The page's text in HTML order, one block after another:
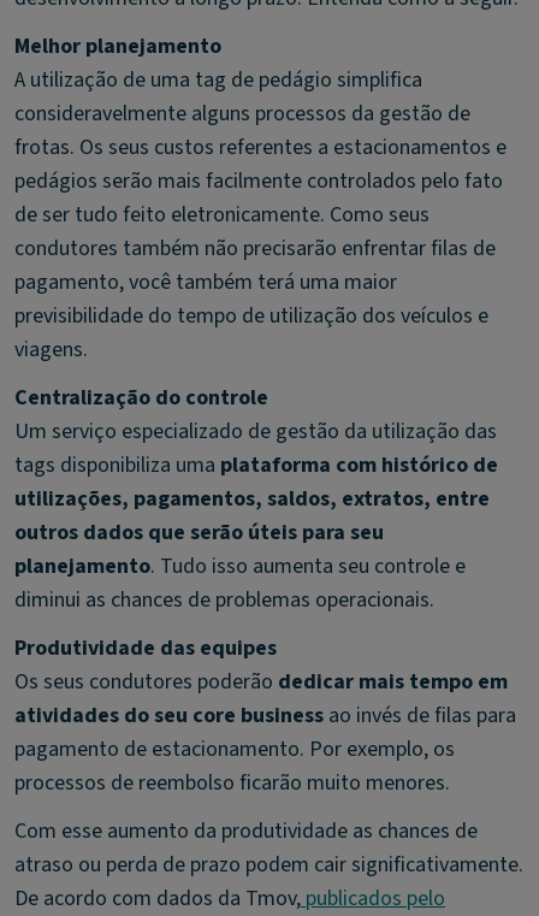
Melhor planejamento
A utilização de uma tag de pedágio simplifica
consideravelmente alguns processos da gestão de
frotas. Os seus custos referentes a estacionamentos e
pedágios serão mais facilmente controlados pelo fato
de ser tudo feito eletronicamente. Como seus
condutores também não precisarão enfrentar filas de
pagamento, você também terá uma maior
previsibilidade do tempo de utilização dos veículos e
viagens.
Centralização do controle
Um serviço especializado de gestão da utilização das
tags disponibiliza uma plataforma com histórico de
utilizações, pagamentos, saldos, extratos, entre
outros dados que serão úteis para seu
planejamento. Tudo isso aumenta seu controle e
diminui as chances de problemas operacionais.
Produtividade das equipes
Os seus condutores poderão dedicar mais tempo em
atividades do seu core business ao invés de filas para
pagamento de estacionamento. Por exemplo, os
processos de reembolso ficarão muito menores.
Com esse aumento da produtividade as chances de
atraso ou perda de prazo podem cair significativamente.
De acordo com dados da Tmov,publicados pelo